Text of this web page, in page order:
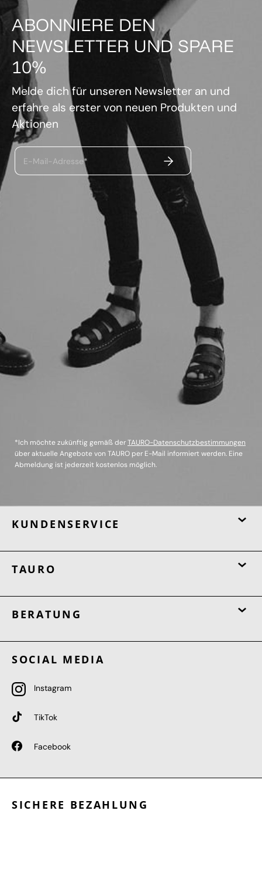
ABONNIERE DEN
NEWSLETTER UND SPARE
10%
Melde dich für unseren Newsletter an und
erfahre als erster von neuen Produkten und
Aktionen
E-Mail-Adresse* ABSENDEN
*Ich möchte zukünftig gemäß derTAURO-Datenschutzbestimmungen
über aktuelle Angebote von TAURO per E-Mail informiert werden. Eine
Abmeldung ist jederzeit kostenlos möglich.
KUNDENSERVICE
TAURO
BERATUNG
SOCIAL MEDIA
Instagram
TikTok
Facebook
SICHERE BEZAHLUNG